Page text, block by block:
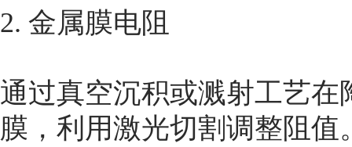
2. 金属膜电阻
通过真空沉积或溅射工艺
膜，利用激光切割调整阻